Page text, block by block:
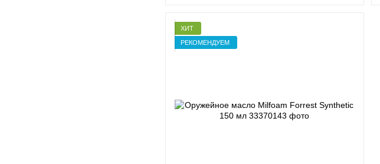
ХИТ
РЕКОМЕНДУЕМ